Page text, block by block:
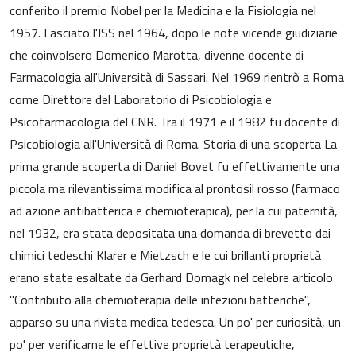
conferito il premio Nobel per la Medicina e la Fisiologia nel
1957. Lasciato l'ISS nel 1964, dopo le note vicende giudiziarie
che coinvolsero Domenico Marotta, divenne docente di
Farmacologia all'Università di Sassari. Nel 1969 rientrò a Roma
come Direttore del Laboratorio di Psicobiologia e
Psicofarmacologia del CNR. Tra il 1971 e il 1982 fu docente di
Psicobiologia all'Università di Roma. Storia di una scoperta La
prima grande scoperta di Daniel Bovet fu effettivamente una
piccola ma rilevantissima modifica al prontosil rosso (farmaco
ad azione antibatterica e chemioterapica), per la cui paternità,
nel 1932, era stata depositata una domanda di brevetto dai
chimici tedeschi Klarer e Mietzsch e le cui brillanti proprietà
erano state esaltate da Gerhard Domagk nel celebre articolo
"Contributo alla chemioterapia delle infezioni batteriche",
apparso su una rivista medica tedesca. Un po' per curiosità, un
po' per verificarne le effettive proprietà terapeutiche,